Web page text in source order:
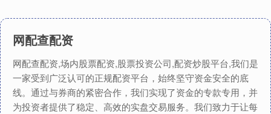
网配查配资
网配查配资,场内股票配资,股票投资公司,配资炒股平台,我们是
一家受到广泛认可的正规配资平台，始终坚守资金安全的底
线。通过与券商的紧密合作，我们实现了资金的专款专用，并
为投资者提供了稳定、高效的实盘交易服务。我们致力于让每